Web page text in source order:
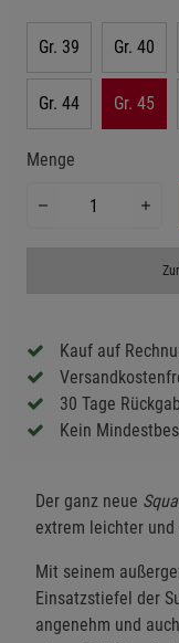
Gr. 39 Gr. 40
Gr. 44 Gr. 45
Menge
Kauf auf
30 Tage
Kein
Der ganz neue
extrem leichter
Mit seinem
Einsatzstiefel der
angenehm und